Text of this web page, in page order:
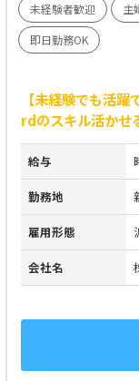
未経験者歓迎 主
即日勤務OK
【未経験でも活
rdのスキル活かせ
給与
勤務地
雇用形態
会社名